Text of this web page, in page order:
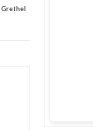
Grethel